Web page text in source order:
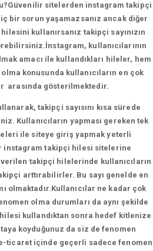
sitelerden instagram takipçi
bir sorun yaşamazsanız ancak diğer
kullanırsanız takipçi sayınızın
kullanıcılarının
amacı ile kullandıkları hileler, hem
konusunda kullanıcıların en çok
arasında gösterilmektedir.
takipçi sayısını kısa sürede
Kullanıcıların yapması gereken tek
ile siteye giriş yapmak yeterli
instagram takipçi hilesi sitelerine
takipçi hilelerinde kullanıcıların
arttırabilirler. Bu sayı genelde en
olmaktadır.Kullanıcılar ne kadar çok
olma durumları da aynı şekilde
kullandıktan sonra hedef kitlenize
koyduğunuz da siz de fenomen
ticaret içinde geçerli sadece fenomen